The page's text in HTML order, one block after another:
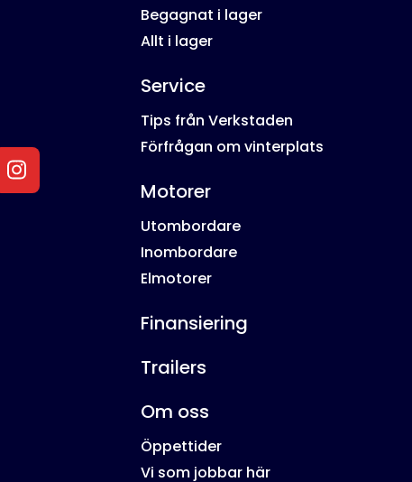
Begagnat i lager
Allt i lager
Service
Tips från Verkstaden
Förfrågan om vinterplats
Motorer
Utombordare
Inombordare
Elmotorer
Finansiering
Trailers
Om oss
Öppettider
Vi som jobbar här